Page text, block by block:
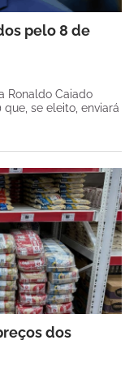
pelo 8 de
Ronaldo Caiado
que, se eleito, enviará
dos